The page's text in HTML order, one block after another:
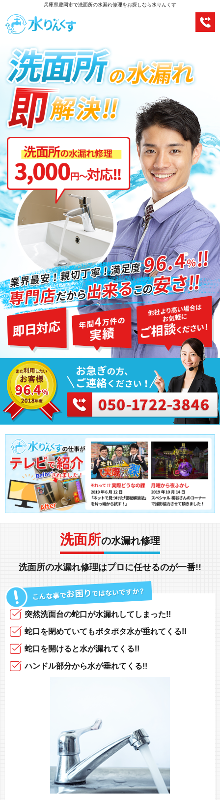
兵庫県豊岡市で洗面所の水漏れ修理をお探しなら水りんくす
洗面所の水漏れ修理
洗面所の水漏れ修理はプロに任せるのが一番!!
突然洗面台の蛇口 が水漏れしてしまった!!
蛇口 を閉めていてもポタポタ水が垂れてくる!!
蛇口 を開けると水が漏れてくる!!
ハンドル部分から水が垂れてくる!!